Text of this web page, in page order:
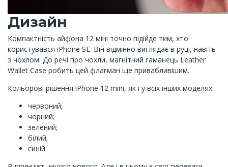
Дизайн
Компактність айфона 12 міні точно підійде тим, хто
користувався iPhone SE. Він відмінно виглядає в руці, навіть
з чохлом. До речі про чохли, магнітний гаманець Leather
Wallet Case робить цей флагман ще привабливішим.
Кольорові рішення iPhone 12 mini, як і у всіх інших моделях:
червоний;
чорний;
зелений;
білий;
синій.